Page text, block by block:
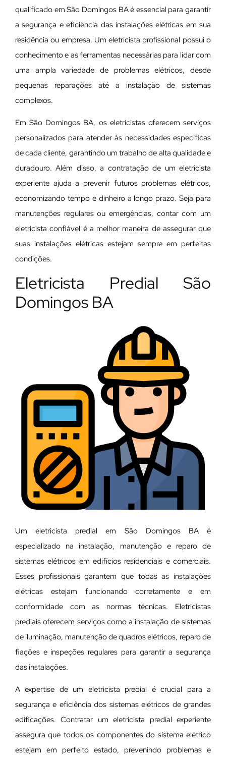
qualificado em São Domingos BA é essencial para garantir
a segurança e eficiência das instalações elétricas em sua
residência ou empresa. Um eletricista profissional possui o
conhecimento e as ferramentas necessárias para lidar com
uma ampla variedade de problemas elétricos, desde
pequenas reparações até a instalação de sistemas
complexos.
Em São Domingos BA, os eletricistas oferecem serviços
personalizados para atender às necessidades específicas
de cada cliente, garantindo um trabalho de alta qualidade e
duradouro. Além disso, a contratação de um eletricista
experiente ajuda a prevenir futuros problemas elétricos,
economizando tempo e dinheiro a longo prazo. Seja para
manutenções regulares ou emergências, contar com um
eletricista confiável é a melhor maneira de assegurar que
suas instalações elétricas estejam sempre em perfeitas
condições.
Eletricista Predial São
Domingos BA
Um eletricista predial em São Domingos BA é
especializado na instalação, manutenção e reparo de
sistemas elétricos em edifícios residenciais e comerciais.
Esses profissionais garantem que todas as instalações
elétricas estejam funcionando corretamente e em
conformidade com as normas técnicas. Eletricistas
prediais oferecem serviços como a instalação de sistemas
de iluminação, manutenção de quadros elétricos, reparo de
fiações e inspeções regulares para garantir a segurança
das instalações.
A expertise de um eletricista predial é crucial para a
segurança e eficiência dos sistemas elétricos de grandes
edificações. Contratar um eletricista predial experiente
assegura que todos os componentes do sistema elétrico
estejam em perfeito estado, prevenindo problemas e